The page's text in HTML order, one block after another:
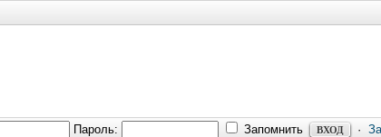
Пароль: Запомнить ·